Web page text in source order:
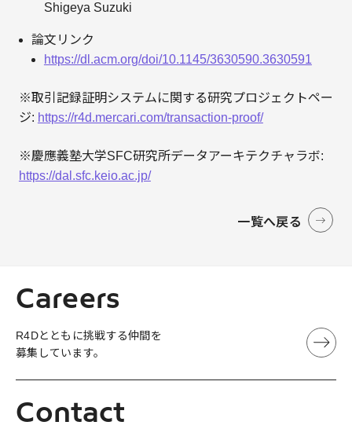
Shigeya Suzuki
論文リンク
https://dl.acm.org/doi/10.1145/3630590.3630591
※取引記録証明システムに関する研究プロジェクトペー
ジ: https://r4d.mercari.com/transaction-proof/
※慶應義塾大学SFC研究所データアーキテクチャラボ:
https://dal.sfc.keio.ac.jp/
一覧へ戻る
Careers
R4Dとともに挑戦する仲間を
募集しています。
Contact